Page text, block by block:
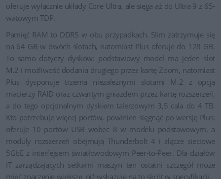
oferuje wyłącznie układy Core Ultra, ale sięga aż do Ultra 9 z 65-
watowym TDP.
Pamięć RAM to DDR5 w obu przypadkach. Slim zatrzymuje się
na 64 GB w dwóch slotach, natomiast Plus oferuje do 128 GB.
To samo dotyczy dysków: podstawowy model ma jeden slot
M.2 i możliwość dodania drugiego przez kartę Zoom, natomiast
Plus dysponuje trzema niezależnymi slotami M.2 z opcją
macierzy RAID oraz czwartym gniazdem przez kartę rozszerzeń,
a do tego opcjonalnym dyskiem talerzowym 3,5 cala do 4 TB.
Kto potrzebuje więcej portów, powinien sięgnąć po wersję Plus:
oferuje 10 portów USB wobec 8 w modelu podstawowym, a
moduły rozszerzeń obejmują Thunderbolt 4 i złącze sieciowe
5GbE z interfejsem światłowodowym Peer-to-Peer. Dla działów
IT zarządzających setkami maszyn ten ostatni szczegół może
mieć znaczenie większe, niż wskazuje na to skrót w specyfikacji.